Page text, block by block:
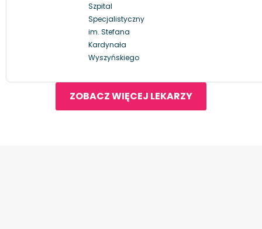
Szpital
Specjalistyczny
im. Stefana
Kardynała
Wyszyńskiego
ZOBACZ WIĘCEJ LEKARZY